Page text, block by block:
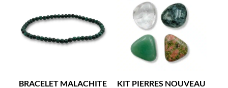
BRACELET MALACHITE KIT PIERRES NOUVEAU